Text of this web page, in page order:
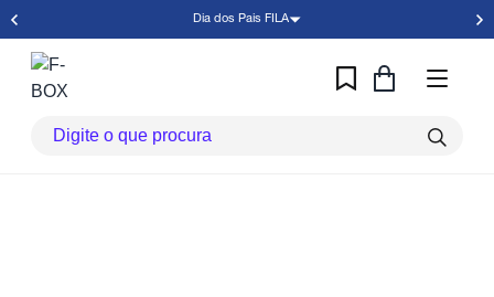
Dia dos Pais FILA